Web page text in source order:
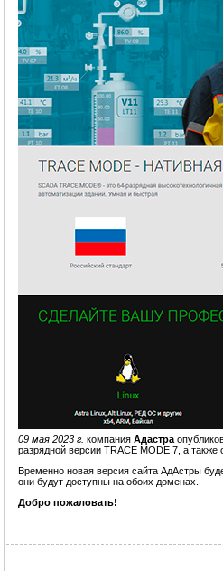
09 мая 2023 г. компания Адастра
разрядной версии TRACE MODE 7, а
Временно новая версия сайта АдАстры
они будут доступны на обоих доменах.
Добро пожаловать!